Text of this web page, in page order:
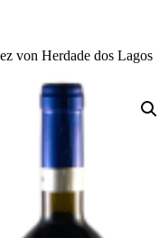
von Herdade dos Lagos